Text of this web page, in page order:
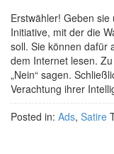
Erstwähler! Geben
Initiative, mit der die
soll. Sie können dafür
dem Internet lesen.
„Nein“ sagen.
Verachtung ihrer
Posted in: Ads, Satire